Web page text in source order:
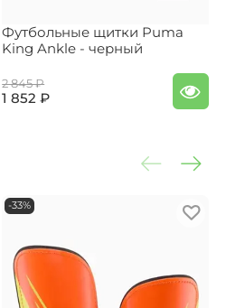
Футбольные щитки Puma
King Ankle - черный
2 845 ₽
1 852 ₽
-33%